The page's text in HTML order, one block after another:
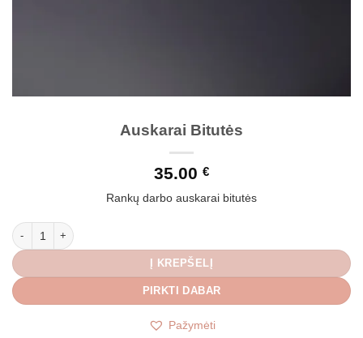
Auskarai Bitutės
35.00 €
Rankų darbo auskarai bitutės
produkto kiekis: Auskarai Bitutės
Į KREPŠELĮ
PIRKTI DABAR
Pažymėti